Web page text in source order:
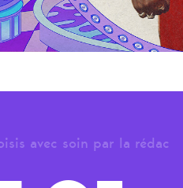
avec soin par la rédac